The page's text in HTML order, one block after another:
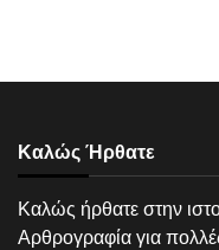
Καλώς Ήρθατε
Καλώς ήρθατε στην
Αρθρογραφία για